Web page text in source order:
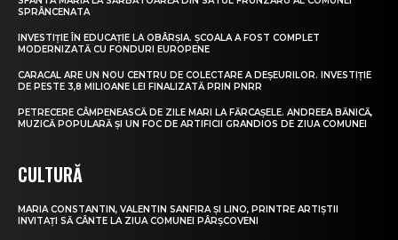
SPRÂNCENATA
INVESTIȚIE ÎN EDUCAȚIE LA OBÂRȘIA. ȘCOALA A FOST COMPLET
MODERNIZATĂ CU FONDURI EUROPENE
CARACAL ARE UN NOU CENTRU DE COLECTARE A DEȘEURILOR. INVESTIȚIE
DE PESTE 3,8 MILIOANE LEI FINALIZATĂ PRIN PNRR
PETRECERE CÂMPENEASCĂ DE ZILE MARI LA FĂRCAȘELE. ANDREEA BĂNICĂ,
MUZICĂ POPULARĂ ȘI UN FOC DE ARTIFICII GRANDIOS DE ZIUA COMUNEI
CULTURĂ
MARIA CONSTANTIN, VALENTIN SANFIRA ȘI LINO, PRINTRE ARTIȘTII
INVITAȚI SĂ CÂNTE LA ZIUA COMUNEI PÂRȘCOVENI